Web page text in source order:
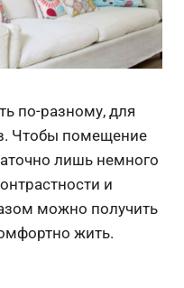
по-разному, для
Чтобы помещение
лишь немного
и
можно получить
жить.